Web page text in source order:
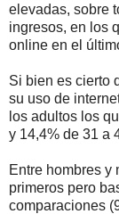
elevadas, sobre
ingresos, en los
online en el
Si bien es cierto
su uso de
los adultos los
y 14,4% de 31 a
Entre hombres y
primeros pero
comparaciones